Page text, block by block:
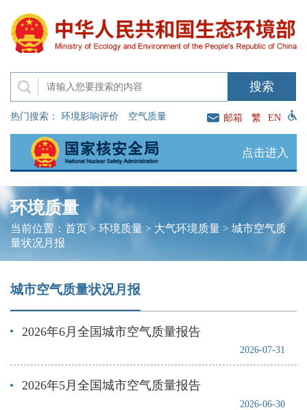
热门搜索： 环境影响评价 空气质量 邮箱 繁 EN
点击进入
环境质量
当前位置： 首页> 环境质量> 大气环境质量> 城市空气质
量状况月报
城市空气质量状况月报
2026-07-31
2026年6月全国城市空气质量报告
2026-06-30
2026年5月全国城市空气质量报告